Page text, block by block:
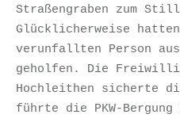
Straßengraben zum
Glücklicherweise
verunfallten Person aus
geholfen. Die
Hochleithen sicherte
führte die PKW-